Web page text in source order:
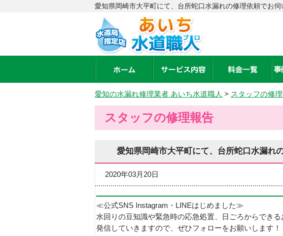
愛知県岡崎市大平町にて、台所蛇口水漏れの修理依頼でお
愛知の水漏れ修理業者 あいち水道職人 > スタッフの修
スタッフの修理報告
愛知県岡崎市大平町にて、台所蛇口水漏れ
2020年03月20日
≪公式SNS Instagram・LINEはじめました≫
水回りの豆知識や緊急時の応急処置、日ごろからでき
発信していきますので、ぜひフォローをお願いします！